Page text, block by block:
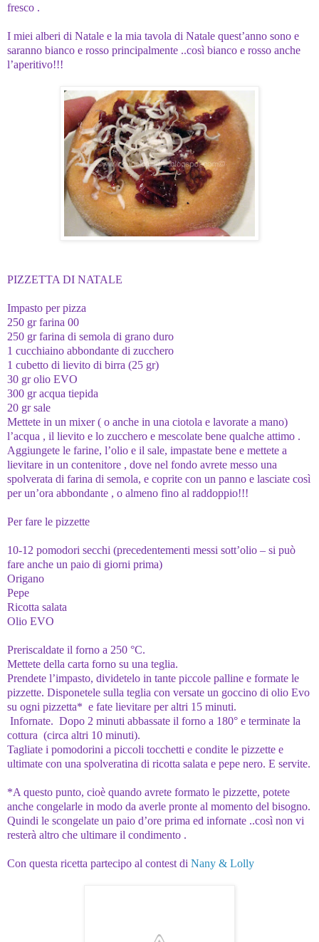
fresco .
I miei alberi di Natale e la mia tavola di Natale quest’anno sono e
saranno bianco e rosso principalmente ..così bianco e rosso anche
l’aperitivo!!!
PIZZETTA DI NATALE
Impasto per pizza
250 gr farina 00
250 gr farina di semola di grano duro
1 cucchiaino abbondante di zucchero
1 cubetto di lievito di birra (25 gr)
30 gr olio EVO
300 gr acqua tiepida
20 gr sale
Mettete in un mixer ( o anche in una ciotola e lavorate a mano)
l’acqua , il lievito e lo zucchero e mescolate bene qualche attimo .
Aggiungete le farine, l’olio e il sale, impastate bene e mettete a
lievitare in un contenitore , dove nel fondo avrete messo una
spolverata di farina di semola, e coprite con un panno e lasciate così
per un’ora abbondante , o almeno fino al raddoppio!!!
Per fare le pizzette
10-12 pomodori secchi (precedentementi messi sott’olio – si può
fare anche un paio di giorni prima)
Origano
Pepe
Ricotta salata
Olio EVO
Preriscaldate il forno a 250 °C.
Mettete della carta forno su una teglia.
Prendete l’impasto, dividetelo in tante piccole palline e formate le
pizzette. Disponetele sulla teglia con versate un goccino di olio Evo
su ogni pizzetta* e fate lievitare per altri 15 minuti.
Infornate. Dopo 2 minuti abbassate il forno a 180° e terminate la
cottura (circa altri 10 minuti).
Tagliate i pomodorini a piccoli tocchetti e condite le pizzette e
ultimate con una spolveratina di ricotta salata e pepe nero. E servite.
*A questo punto, cioè quando avrete formato le pizzette, potete
anche congelarle in modo da averle pronte al momento del bisogno.
Quindi le scongelate un paio d’ore prima ed infornate ..così non vi
resterà altro che ultimare il condimento .
Con questa ricetta partecipo al contest di Nany & Lolly